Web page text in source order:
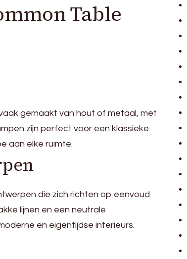
Table
gemaakt van hout of metaal, met
zijn perfect voor een klassieke
aan elke ruimte.
die zich richten op eenvoud
lijnen en een neutrale
en eigentijdse interieurs.